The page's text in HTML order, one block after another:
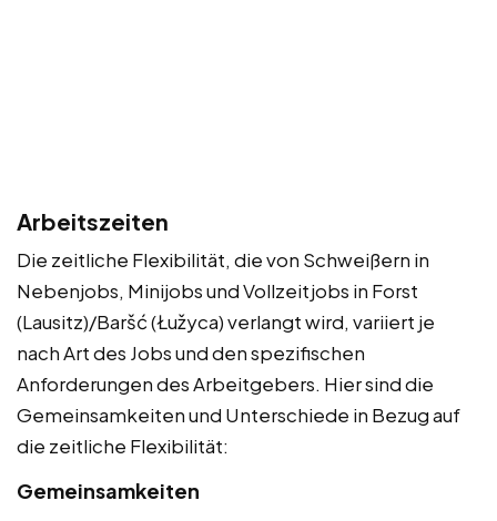
Arbeitszeiten
Die zeitliche Flexibilität, die von Schweißern in
Nebenjobs, Minijobs und Vollzeitjobs in Forst
(Lausitz)/Baršć (Łužyca) verlangt wird, variiert je
nach Art des Jobs und den spezifischen
Anforderungen des Arbeitgebers. Hier sind die
Gemeinsamkeiten und Unterschiede in Bezug auf
die zeitliche Flexibilität:
Gemeinsamkeiten